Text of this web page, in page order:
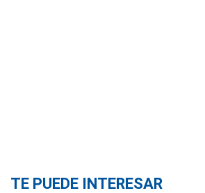
TE PUEDE INTERESAR